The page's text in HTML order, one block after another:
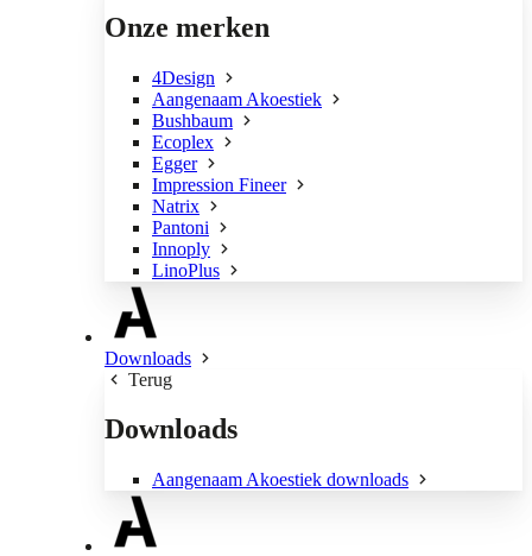
Onze merken
4Design
Aangenaam Akoestiek
Bushbaum
Ecoplex
Egger
Impression Fineer
Natrix
Pantoni
Innoply
LinoPlus
Downloads
Terug
Downloads
Aangenaam Akoestiek downloads